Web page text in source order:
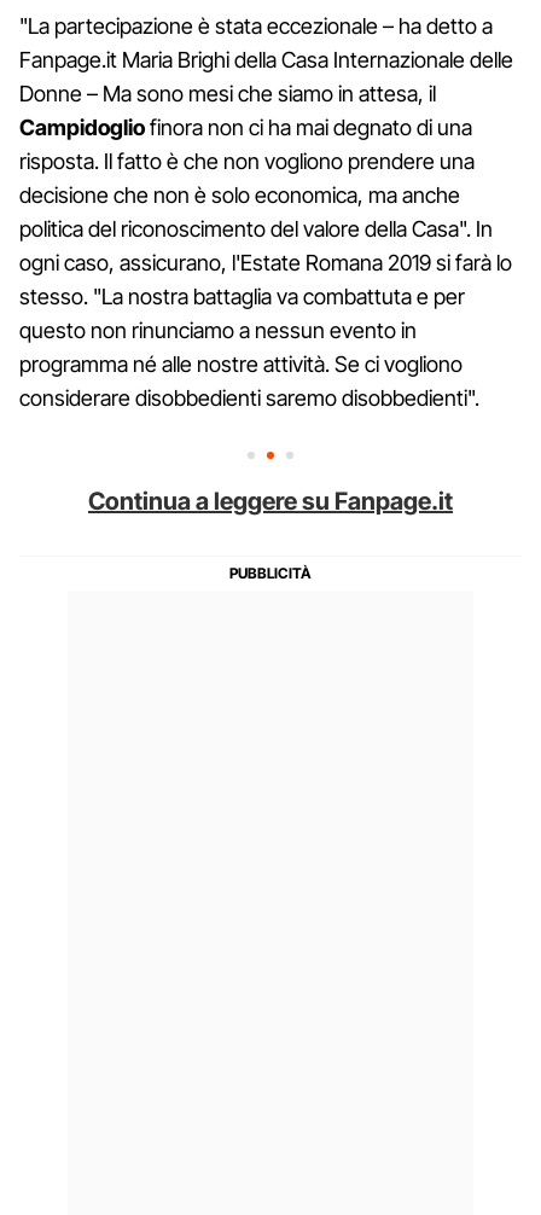
"La partecipazione è stata eccezionale – ha detto a
Fanpage.it Maria Brighi della Casa Internazionale delle
Donne – Ma sono mesi che siamo in attesa, il
Campidogliofinora non ci ha mai degnato di una
risposta. Il fatto è che non vogliono prendere una
decisione che non è solo economica, ma anche
politica del riconoscimento del valore della Casa". In
ogni caso, assicurano, l'Estate Romana 2019 si farà lo
stesso. "La nostra battaglia va combattuta e per
questo non rinunciamo a nessun evento in
programma né alle nostre attività. Se ci vogliono
considerare disobbedienti saremo disobbedienti".
Continua a leggere su Fanpage.it